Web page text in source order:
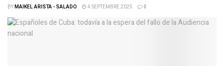
BYMAIKEL ARISTA - SALADO 4 SEPTEMBRE 2025 0